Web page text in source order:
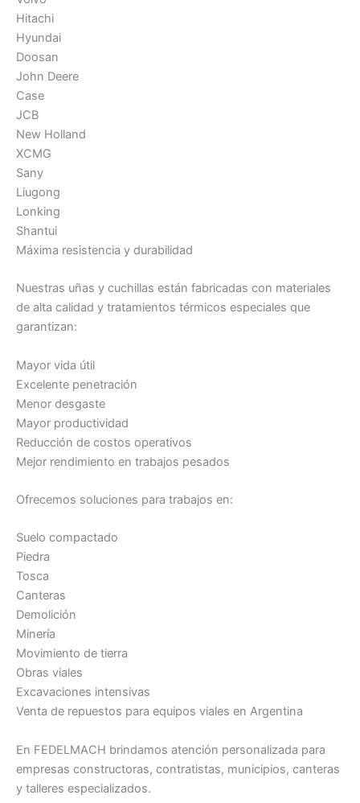
Hitachi
Hyundai
Doosan
John Deere
Case
JCB
New Holland
XCMG
Sany
Liugong
Lonking
Shantui
Máxima resistencia y durabilidad
Nuestras uñas y cuchillas están fabricadas con materiales
de alta calidad y tratamientos térmicos especiales que
garantizan:
Mayor vida útil
Excelente penetración
Menor desgaste
Mayor productividad
Reducción de costos operativos
Mejor rendimiento en trabajos pesados
Ofrecemos soluciones para trabajos en:
Suelo compactado
Piedra
Tosca
Canteras
Demolición
Minería
Movimiento de tierra
Obras viales
Excavaciones intensivas
Venta de repuestos para equipos viales en Argentina
En FEDELMACH brindamos atención personalizada para
empresas constructoras, contratistas, municipios, canteras
y talleres especializados.